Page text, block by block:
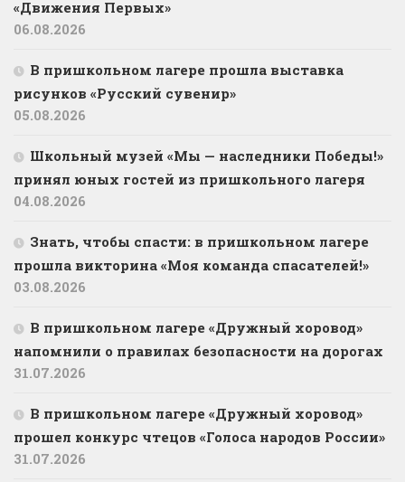
«Движения Первых»
06.08.2026
В пришкольном лагере прошла выставка
рисунков «Русский сувенир»
05.08.2026
Школьный музей «Мы — наследники Победы!»
принял юных гостей из пришкольного лагеря
04.08.2026
Знать, чтобы спасти: в пришкольном лагере
прошла викторина «Моя команда спасателей!»
03.08.2026
В пришкольном лагере «Дружный хоровод»
напомнили о правилах безопасности на дорогах
31.07.2026
В пришкольном лагере «Дружный хоровод»
прошел конкурс чтецов «Голоса народов России»
31.07.2026